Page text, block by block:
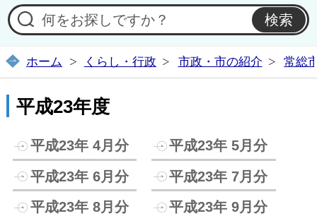
ホーム くらし・行政 市政・市の紹介 常総
平成23年度
平成23年 4月分
平成23年 5月分
平成23年 6月分
平成23年 7月分
平成23年 8月分
平成23年 9月分